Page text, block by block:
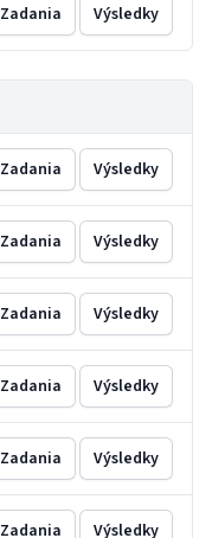
Zadania Výsledky
Zadania Výsledky
Zadania Výsledky
Zadania Výsledky
Zadania Výsledky
Zadania Výsledky
Zadania Výsledky